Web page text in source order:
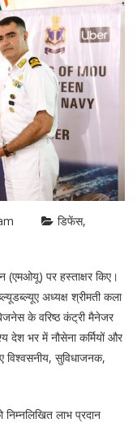
डिफेंस
(एमओयू) पर हस्ताक्षर किए।
अध्यक्ष श्रीमती कला
के वरिष्ठ कंट्री मैनेजर
देश भर में नौसेना कर्मियों और
विश्वसनीय, सुविधाजनक,
निम्नलिखित लाभ प्रदान